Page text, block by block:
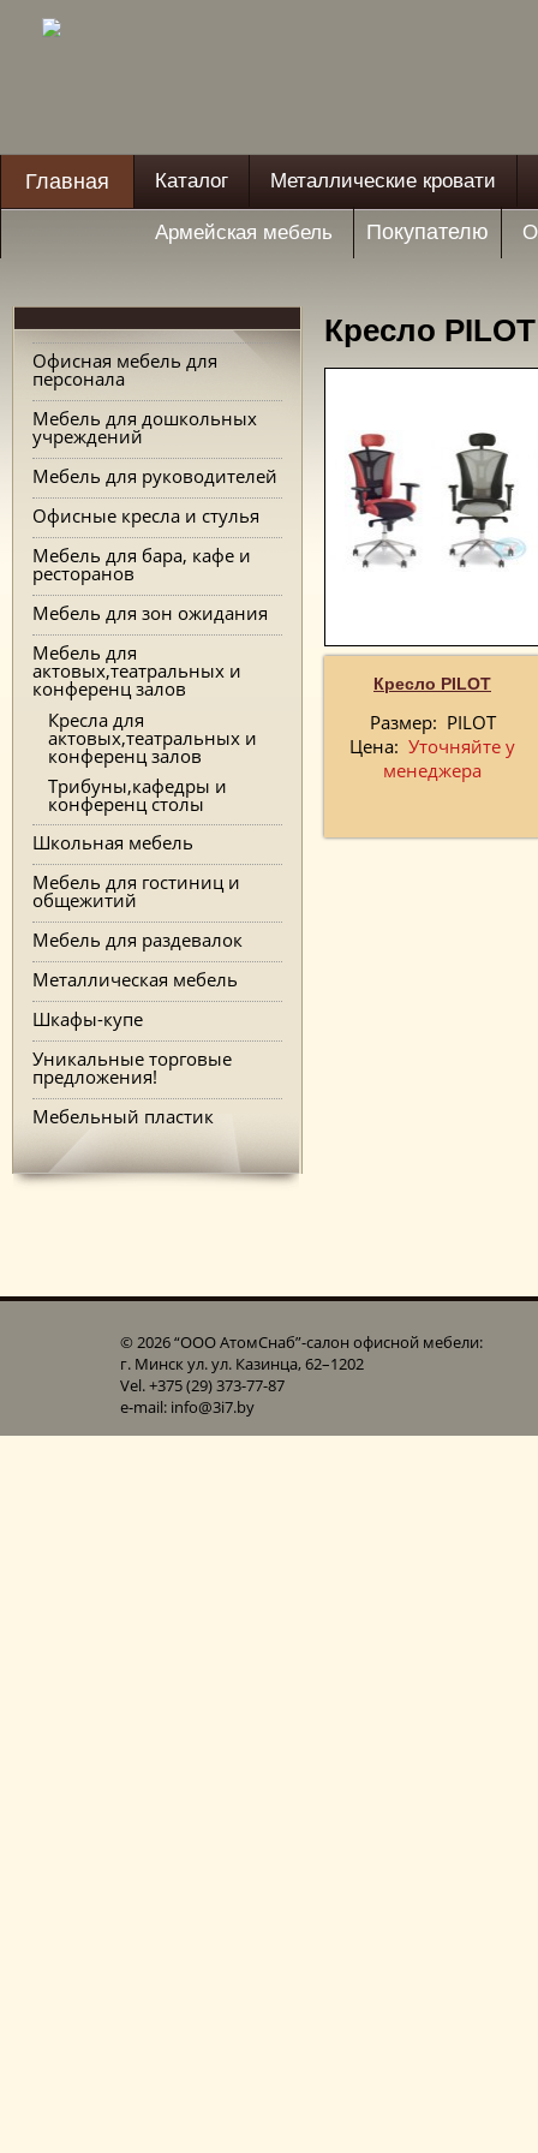
Главная Каталог Металлические кровати
Армейская мебель Покупателю
Офисная мебель для
персонала
Мебель для дошкольных
учреждений
Мебель для руководителей
Офисные кресла и стулья
Мебель для бара, кафе и
ресторанов
Мебель для зон ожидания
Мебель для
актовых,театральных и
конференц залов
Кресла для
актовых,театральных и
конференц залов
Трибуны,кафедры и
конференц столы
Школьная мебель
Мебель для гостиниц и
общежитий
Мебель для раздевалок
Металлическая мебель
Шкафы-купе
Уникальные торговые
предложения!
Мебельный пластик
Кресло PILOT
Кресло PILOT
Размер: PILOT
Цена: Уточняйте у
менеджера
© 2026 “ООО АтомСнаб”-cалон офисной мебели:
г. Минск ул. ул. Казинца, 62–1202
Vel. +375 (29) 373-77-87
e-mail: info@3i7.by